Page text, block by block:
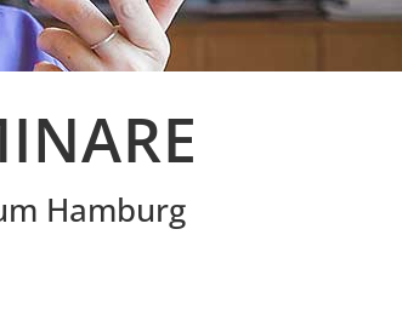
Hamburg